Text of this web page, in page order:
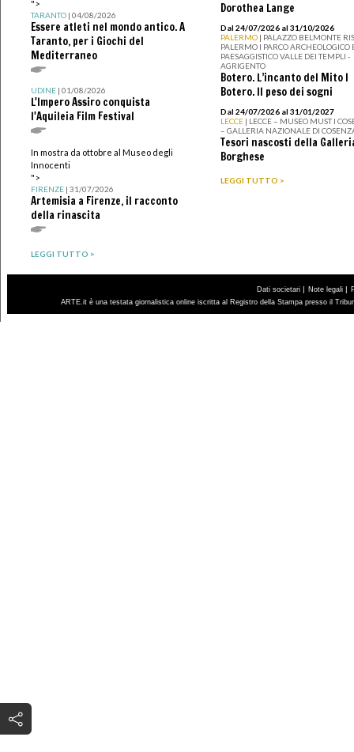
">
TARANTO| 04/08/2026
Essere atleti nel mondo antico. A
Taranto, per i Giochi del
Mediterraneo
UDINE| 01/08/2026
L'Impero Assiro conquista
l'Aquileia Film Festival
In mostra da ottobre al Museo degli
Innocenti
">
FIRENZE| 31/07/2026
Artemisia a Firenze, il racconto
della rinascita
LEGGI TUTTO >
Dorothea Lange
Dal 24/07/2026 al 31/10/2026
PALERMO | PALAZZO BELMONTE
PALERMO I PARCO ARCHEOLOGICO
PAESAGGISTICO VALLE DEI TEMPLI -
AGRIGENTO
Botero. L’incanto del Mito I
Botero. Il peso dei sogni
Dal 24/07/2026 al 31/01/2027
LECCE | LECCE – MUSEO MUST I
– GALLERIA NAZIONALE DI
Tesori nascosti della
Borghese
LEGGI TUTTO >
Dati societari | Note legali |
ARTE.it è una testata giornalistica online iscritta al Registro della Stampa presso il